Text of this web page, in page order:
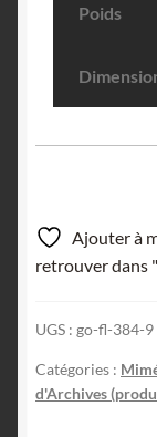
Poids
Ajouter à
retrouver dans
UGS : go-fl-384-9
Catégories :
d'Archives